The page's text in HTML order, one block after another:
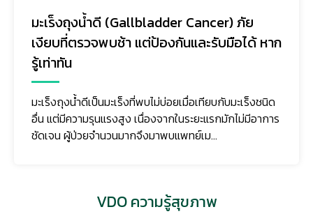
มะเร็งถุงน้ำดี (Gallbladder Cancer) ภัย
เงียบที่ตรวจพบช้า แต่ป้องกันและรับมือได้ หาก
รู้เท่าทัน
มะเร็งถุงน้ำดีเป็นมะเร็งที่พบไม่บ่อยเมื่อเทียบกับมะเร็งชนิด
อื่น แต่มีความรุนแรงสูง เนื่องจากในระยะแรกมักไม่มีอาการ
ชัดเจน ผู้ป่วยจำนวนมากจึงมาพบแพทย์เม...
VDO ความรู้สุขภาพ